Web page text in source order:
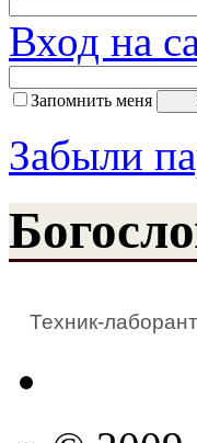
Вход на
Запомнить меня
Забыли
Техник-